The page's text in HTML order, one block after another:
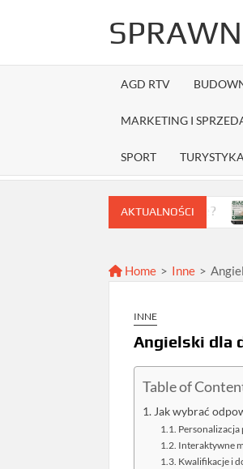
AGD RTV
MARKETING I
SPORT
AKTUALNOŚCI
wybrać najlepszą ofertę?
Home > Inne >
INNE
Angielski dla
Table of
Jak wybrać
Interaktywne
Kwalifikacje i